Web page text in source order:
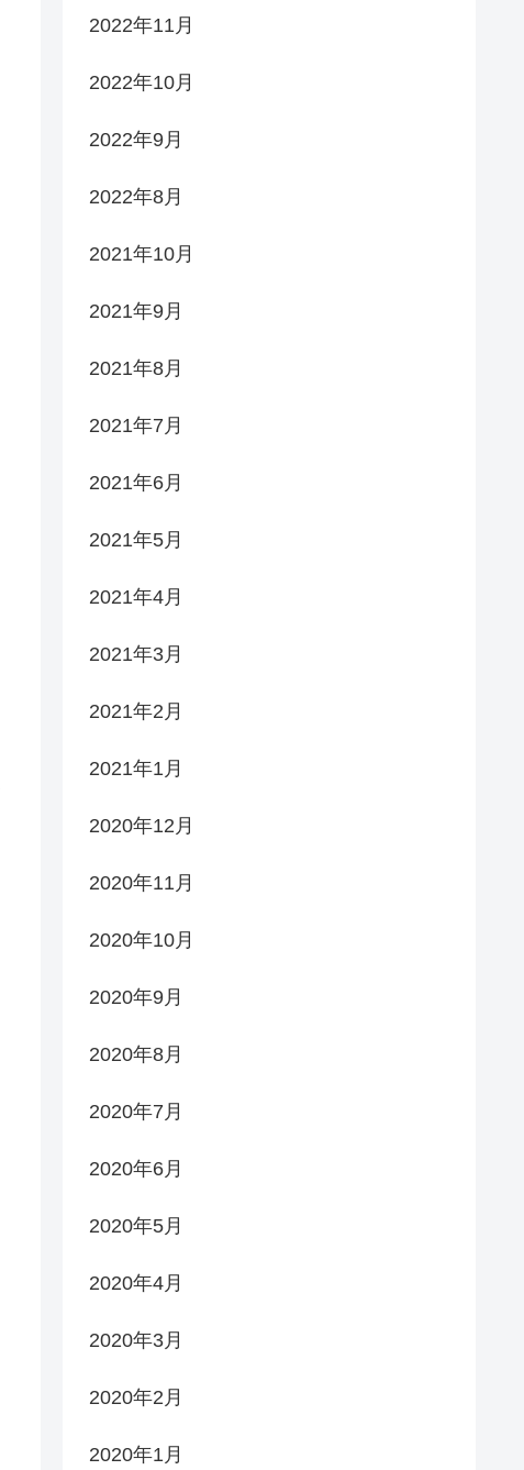
2022年11月
2022年10月
2022年9月
2022年8月
2021年10月
2021年9月
2021年8月
2021年7月
2021年6月
2021年5月
2021年4月
2021年3月
2021年2月
2021年1月
2020年12月
2020年11月
2020年10月
2020年9月
2020年8月
2020年7月
2020年6月
2020年5月
2020年4月
2020年3月
2020年2月
2020年1月